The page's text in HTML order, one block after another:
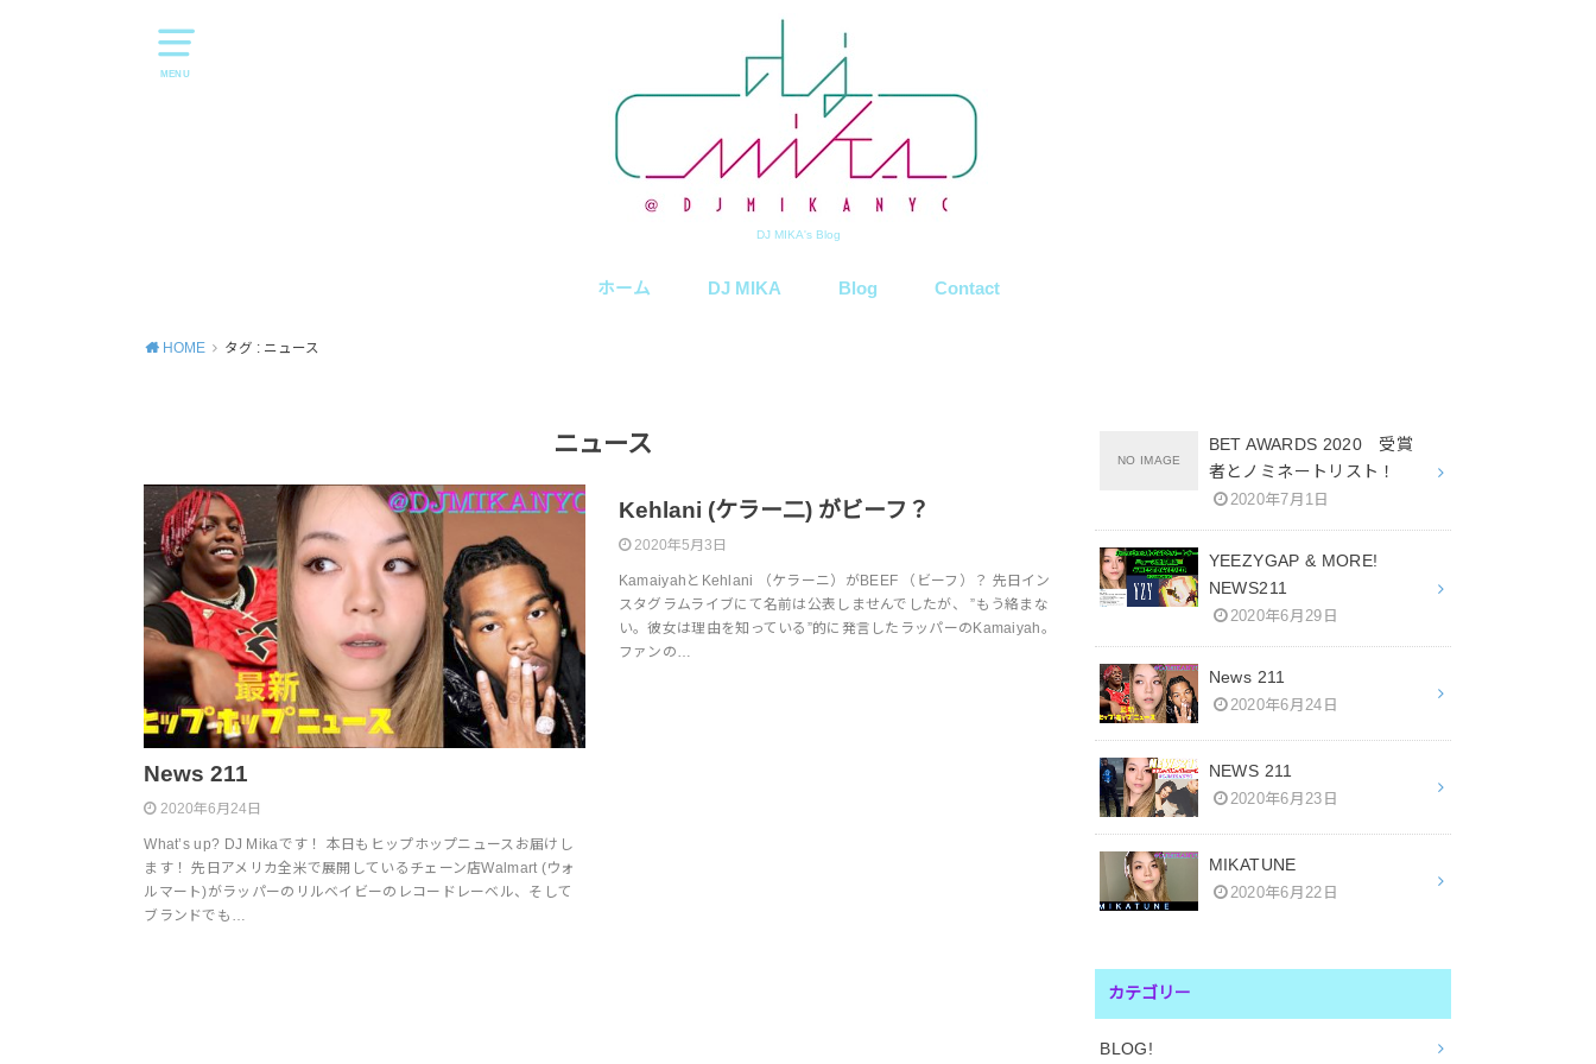
MENU
DJ MIKA's Blog
ホーム DJ MIKA Blog Contact
HOME タグ : ニュース
ニュース
News 211
2020年6月24日
What’s up? DJ Mikaです！ 本日もヒップホップニュースお届けし
ます！ 先日アメリカ全米で展開しているチェーン店Walmart (ウォ
ルマート)がラッパーのリルベイビーのレコードレーベル、そして
ブランドでも…
Kehlani (ケラー二) がビーフ？
2020年5月3日
KamaiyahとKehlani （ケラーニ）がBEEF （ビーフ）？ 先日イン
スタグラムライブにて名前は公表しませんでしたが、 ”もう絡まな
い。彼女は理由を知っている”的に発言したラッパーのKamaiyah。
ファンの…
BET AWARDS 2020 受賞
者とノミネートリスト！
2020年7月1日
YEEZYGAP & MORE!
NEWS211
2020年6月29日
News 211
2020年6月24日
NEWS 211
2020年6月23日
MIKATUNE
2020年6月22日
カテゴリー
BLOG!